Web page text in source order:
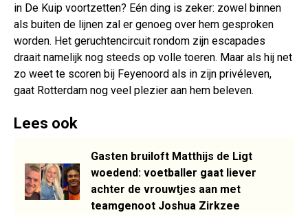
in De Kuip voortzetten? Eén ding is zeker: zowel binnen
als buiten de lijnen zal er genoeg over hem gesproken
worden. Het geruchtencircuit rondom zijn escapades
draait namelijk nog steeds op volle toeren. Maar als hij net
zo weet te scoren bij Feyenoord als in zijn privéleven,
gaat Rotterdam nog veel plezier aan hem beleven.
Lees ook
Gasten bruiloft Matthijs de Ligt
woedend: voetballer gaat liever
achter de vrouwtjes aan met
teamgenoot Joshua Zirkzee